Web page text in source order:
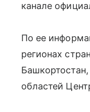
канале
По ее
регионах
областей